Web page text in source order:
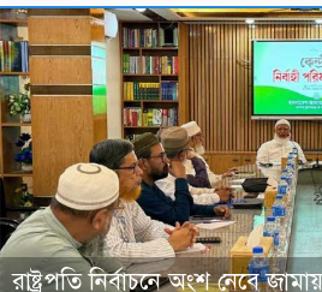
রাষ্ট্রপতি নির্বাচনে অংশ নেবে